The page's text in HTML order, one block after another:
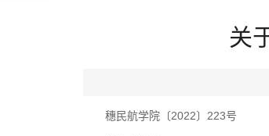
关
穗民航学院〔2022〕223号